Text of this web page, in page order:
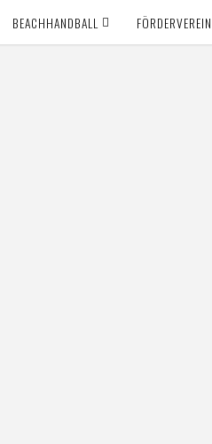
BEACHHANDBALL FÖRDERVEREIN